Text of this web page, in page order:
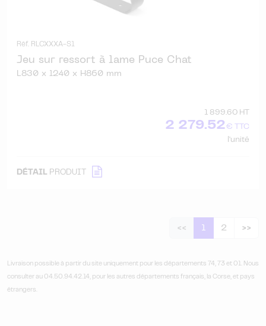
Réf. RLCXXXA-S1
Jeu sur ressort à lame Puce Chat
L830 x l240 x H860 mm
1 899.60 HT
2 279.52€ TTC
l'unité
DÉTAIL PRODUIT
<< 1 2 >>
Livraison possible à partir du site uniquement pour les départements 74, 73 et 01. Nous
consulter au 04.50.94.42.14, pour les autres départements français, la Corse, et pays
étrangers.